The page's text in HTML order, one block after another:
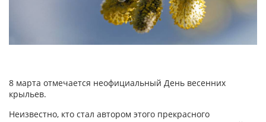
8 марта отмечается неофициальный День весенних
крыльев.
Неизвестно, кто стал автором этого прекрасного